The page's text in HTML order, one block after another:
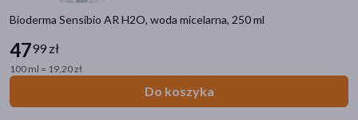
Bioderma Sensibio AR H2O, woda micelarna, 250 ml
4799 zł
100 ml = 19,20 zł
Do koszyka
dla młodzieży